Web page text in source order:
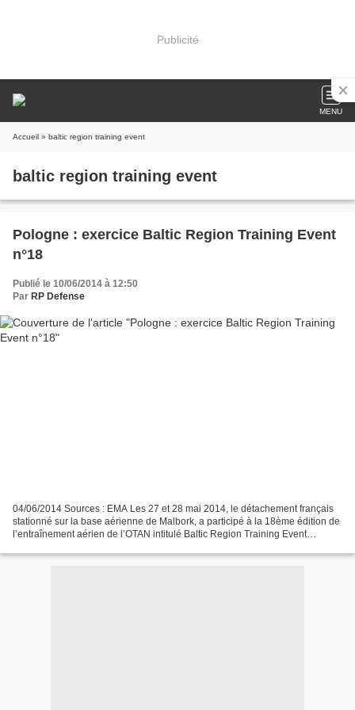
Publicité
MENU
Accueil » baltic region training event
baltic region training event
Pologne : exercice Baltic Region Training Event
n°18
Publié le 10/06/2014 à 12:50
Par RP Defense
04/06/2014 Sources : EMA Les 27 et 28 mai 2014, le détachement français
stationné sur la base aérienne de Malbork, a participé à la 18ème édition de
l’entraînement aérien de l’OTAN intitulé Baltic Region Training Event